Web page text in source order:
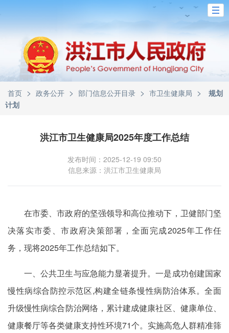
首页 > 政务公开 > 部门信息公开目录 > 市卫生健康局 >
规划
计划
洪江市卫生健康局2025年度工作总结
发布时间：2025-12-19 09:50
信息来源：洪江市卫生健康局
在市委、市政府的坚强领导和高位推动下，卫健部门坚
决落实市委、市政府决策部署，全面完成2025年工作任
务，现将2025年工作总结如下。
一、公共卫生与应急能力显著提升。一是成功创建国家
慢性病综合防控示范区,构建全链条慢性病防治体系。全面
升级慢性病综合防治网络，累计建成健康社区、健康单位、
健康餐厅等各类健康支持性环境71个。实施高危人群精准筛